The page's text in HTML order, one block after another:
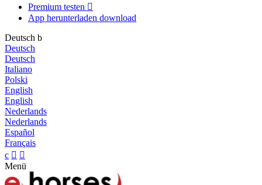
Premium testen 
App herunterladen download
Deutsch b
Deutsch
Deutsch
Italiano
Polski
English
English
Nederlands
Nederlands
Español
Français
c  
Menü